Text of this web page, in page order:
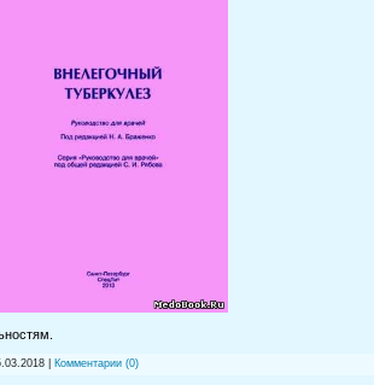
Комментарии (0)